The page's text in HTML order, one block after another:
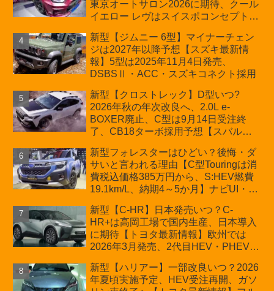
ン
東京オートサロン2026に期待、クール
イエロー レヴはスイスポコンセプト
プが争点【スズキ最新情報】特別仕様
車「ZC33S Final Edition」終了
新型【ジムニー 6型】マイナーチェン
ジは2027年以降予想【スズキ最新情
報】5型は2025年11月4日発売、
DSBSⅡ・ACC・スズキコネクト採用
新型【クロストレック】D型いつ?
2026年秋の年次改良へ、2.0L e-
BOXER廃止、C型は9月14日受注終
了、CB18ターボ採用予想【スバル最
新型フォレスターはひどい？後悔・ダ
サいと言われる理由【C型Touringは消
費税込価格385万円から、S:HEV燃費
19.1km/L、納期4～5か月】ナビUI・冬
カーオブザイヤーとJNCAP大賞受賞後
も残る注意点
新型【C-HR】日本発売いつ？C-
HR+は高岡工場で国内生産、日本導入
に期待【トヨタ最新情報】欧州では
2026年3月発売、2代目HEV・PHEVは
新型【ハリアー】一部改良いつ？2026
年夏頃実施予定、HEV受注再開、ガソ